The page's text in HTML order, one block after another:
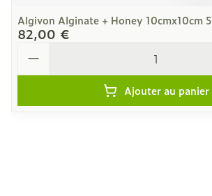
Algivon Alginate + Honey 10cmx10cm 5
82,00 €
Ajouter au panier